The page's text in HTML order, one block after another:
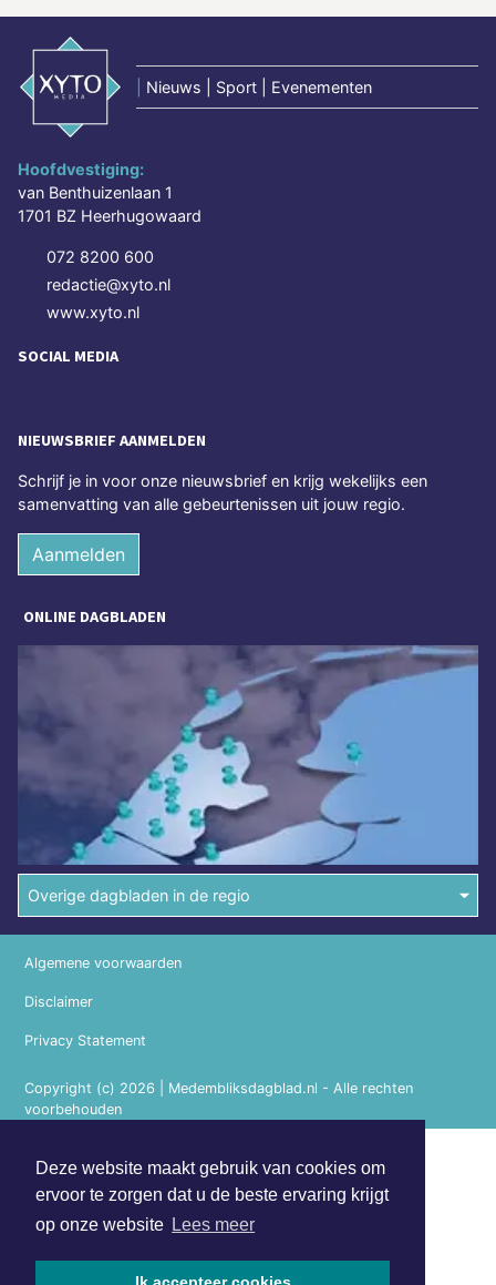
Deze website maakt gebruik van cookies om
ervoor te zorgen dat u de beste ervaring krijgt
op onze website Lees meer
Nieuws | Sport | Evenementen
Hoofdvestiging:
van Benthuizenlaan 1
1701 BZ Heerhugowaard
072 8200 600
redactie@xyto.nl
www.xyto.nl
SOCIAL MEDIA
NIEUWSBRIEF AANMELDEN
Schrijf je in voor onze nieuwsbrief en krijg wekelijks een
samenvatting van alle gebeurtenissen uit jouw regio.
Aanmelden
ONLINE DAGBLADEN
Overige dagbladen in de regio
Copyright (c) 2026 | Medembliksdagblad.nl - Alle rechten
voorbehouden
Algemene voorwaarden
Disclaimer
Privacy Statement